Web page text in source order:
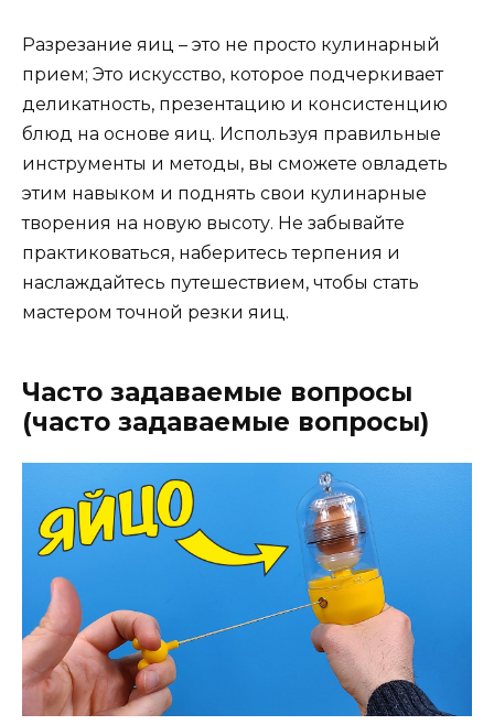
Разрезание яиц – это не просто кулинарный
прием; Это искусство, которое подчеркивает
деликатность, презентацию и консистенцию
блюд на основе яиц. Используя правильные
инструменты и методы, вы сможете овладеть
этим навыком и поднять свои кулинарные
творения на новую высоту. Не забывайте
практиковаться, наберитесь терпения и
наслаждайтесь путешествием, чтобы стать
мастером точной резки яиц.
Часто задаваемые вопросы
(часто задаваемые вопросы)